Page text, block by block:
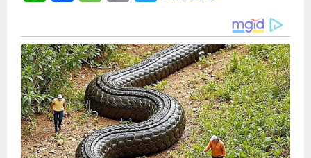
at
s
A
p
p
ce
b
o
o
k
s
a
g
e
py
Li
n
k
tt
er